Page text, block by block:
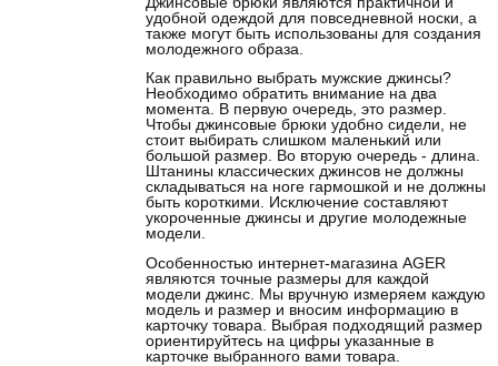
удобной одеждой для повседневной носки, а
также могут быть использованы для создания
молодежного образа.
Как правильно выбрать мужские джинсы?
Необходимо обратить внимание на два
момента. В первую очередь, это размер.
Чтобы джинсовые брюки удобно сидели, не
стоит выбирать слишком маленький или
большой размер. Во вторую очередь - длина.
Штанины классических джинсов не должны
складываться на ноге гармошкой и не должны
быть короткими. Исключение составляют
укороченные джинсы и другие молодежные
модели.
Особенностью интернет-магазина AGER
являются точные размеры для каждой
модели джинс. Мы вручную измеряем каждую
модель и размер и вносим информацию в
карточку товара. Выбрая подходящий размер
ориентируйтесь на цифры указанные в
карточке выбранного вами товара.